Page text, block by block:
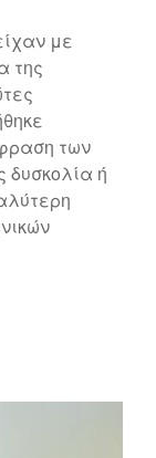
με
της
των
δυσκολία ή